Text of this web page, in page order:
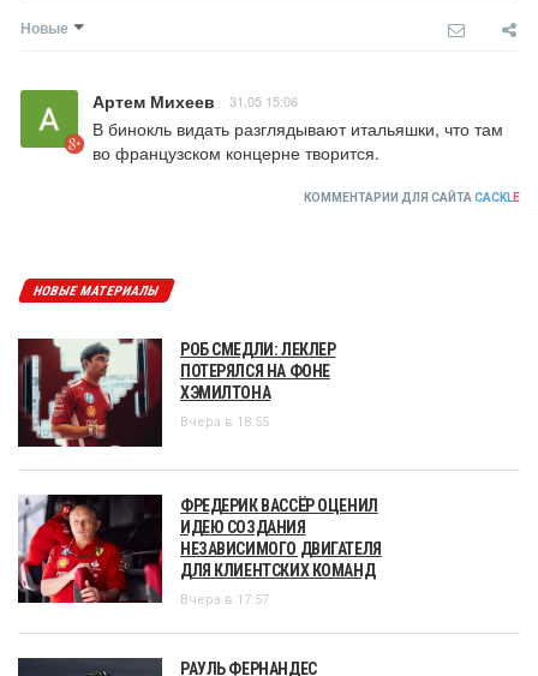
Новые
Артем Михеев 31.05 15:06
В бинокль видать разглядывают итальяшки, что там
во французском концерне творится.
КОММЕНТАРИИ ДЛЯ САЙТА CACKLE
НОВЫЕ МАТЕРИАЛЫ
РОБ СМЕДЛИ: ЛЕКЛЕР
ПОТЕРЯЛСЯ НА ФОНЕ
ХЭМИЛТОНА
Вчера в 18:55
ФРЕДЕРИК ВАССЁР ОЦЕНИЛ
ИДЕЮ СОЗДАНИЯ
НЕЗАВИСИМОГО ДВИГАТЕЛЯ
ДЛЯ КЛИЕНТСКИХ КОМАНД
Вчера в 17:57
РАУЛЬ ФЕРНАНДЕС